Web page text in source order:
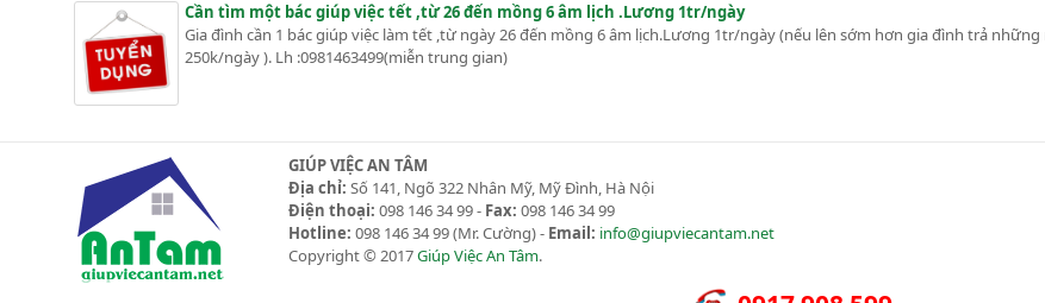
Cần tìm một bác giúp việc tết ,từ 26 đến mồng 6 âm lịch .Lương 1tr/ngày
Gia đình cần 1 bác giúp việc làm tết ,từ ngày 26 đến mồng 6 âm lịch.Lương 1tr/ngày (nếu lên sớm hơn gia đình trả
250k/ngày ). Lh :0981463499(miễn trung gian)
GIÚP VIỆC AN TÂM
Địa chỉ: Số 141, Ngõ 322 Nhân Mỹ, Mỹ Đình, Hà Nội
Điện thoại: 098 146 34 99 - Fax: 098 146 34 99
Hotline: 098 146 34 99(Mr. Cường) - Email: info@giupviecantam.net
Copyright © 2017Giúp Việc An Tâm.